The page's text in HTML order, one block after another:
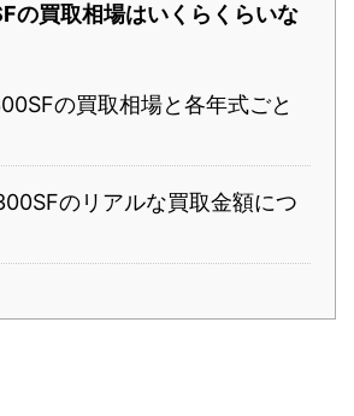
の買取相場はいくらくらいな
の買取相場と各年式ごと
のリアルな買取金額につ